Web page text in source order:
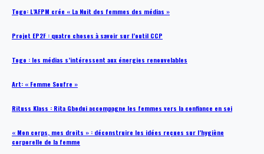
Togo: L’AFPM crée « La Nuit des femmes des médias »
Projet EP2F : quatre choses à savoir sur l’outil CCP
Togo : les médias s’intéressent aux énergies renouvelables
Art: « Femme Soufre »
Rituss Klass : Rita Gbodui accompagne les femmes vers la confiance en soi
« Mon corps, mes droits » : déconstruire les idées reçues sur l’hygiène
corporelle de la femme